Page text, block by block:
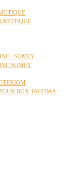
SOMFY
SOMFY
BOX TAHOMA